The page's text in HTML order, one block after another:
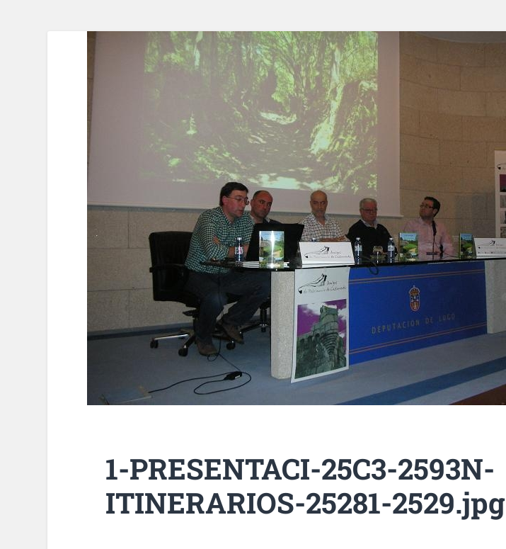
1-PRESENTACI-25C3-2593N-
ITINERARIOS-25281-2529.jpg